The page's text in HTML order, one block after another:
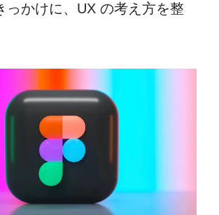
っかけに、UX の考え方を整